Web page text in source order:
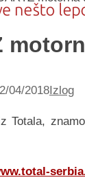
04/2018Izlog
Totala,